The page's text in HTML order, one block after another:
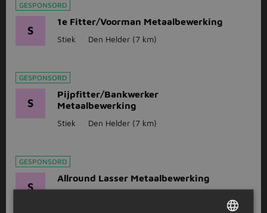
GESPONSORD
S
1e Fitter/Voorman Metaalbewerking
Stiek Den Helder (7 km)
GESPONSORD
S
Pijpfitter/Bankwerker
Metaalbewerking
Stiek Den Helder (7 km)
GESPONSORD
S
Allround Lasser Metaalbewerking